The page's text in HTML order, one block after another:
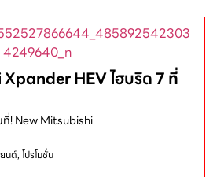
HEV ไฮบริด 7 ที่
! New Mitsubishi
นต์,โปรโมชั่น